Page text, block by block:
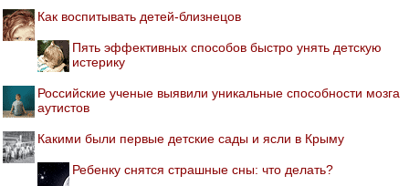
Как воспитывать детей-близнецов
Пять эффективных способов быстро унять детскую
истерику
Российские ученые выявили уникальные способности мозга
аутистов
Какими были первые детские сады и ясли в Крыму
Ребенку снятся страшные сны: что делать?